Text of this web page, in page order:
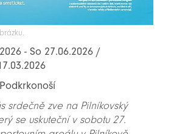
- So 27.06.2026 /
srdečně zve na Pilníkovský
se uskuteční v sobotu 27.